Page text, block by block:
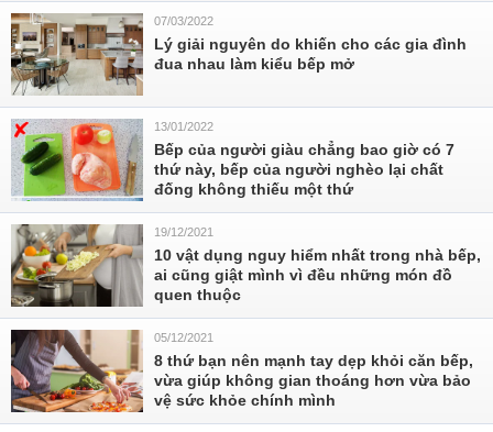
07/03/2022
Lý giải nguyên do khiến cho các gia đình
đua nhau làm kiểu bếp mở
13/01/2022
Bếp của người giàu chẳng bao giờ có 7
thứ này, bếp của người nghèo lại chất
đống không thiếu một thứ
19/12/2021
10 vật dụng nguy hiểm nhất trong nhà bếp,
ai cũng giật mình vì đều những món đồ
quen thuộc
05/12/2021
8 thứ bạn nên mạnh tay dẹp khỏi căn bếp,
vừa giúp không gian thoáng hơn vừa bảo
vệ sức khỏe chính mình